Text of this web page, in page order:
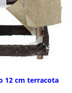
12 cm terracota